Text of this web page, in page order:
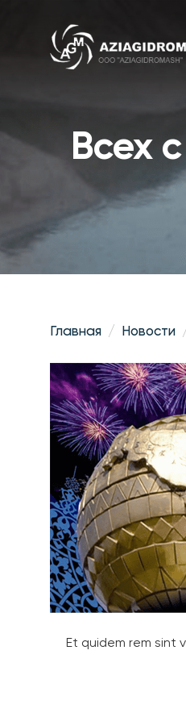
Всех
Главная Новости
Et quidem rem sint